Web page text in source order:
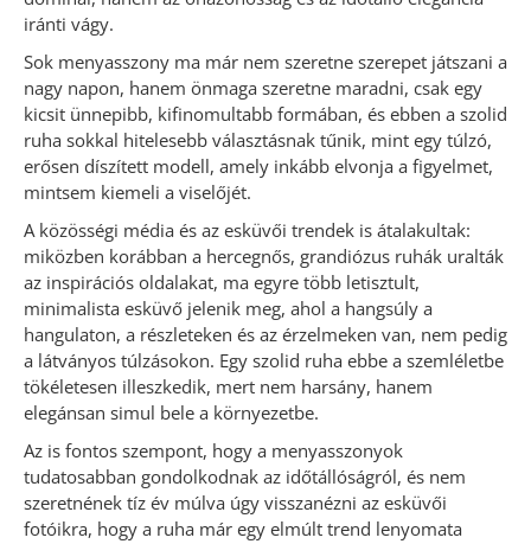
iránti vágy.
Sok menyasszony ma már nem szeretne szerepet játszani a
nagy napon, hanem önmaga szeretne maradni, csak egy
kicsit ünnepibb, kifinomultabb formában, és ebben a szolid
ruha sokkal hitelesebb választásnak tűnik, mint egy túlzó,
erősen díszített modell, amely inkább elvonja a figyelmet,
mintsem kiemeli a viselőjét.
A közösségi média és az esküvői trendek is átalakultak:
miközben korábban a hercegnős, grandiózus ruhák uralták
az inspirációs oldalakat, ma egyre több letisztult,
minimalista esküvő jelenik meg, ahol a hangsúly a
hangulaton, a részleteken és az érzelmeken van, nem pedig
a látványos túlzásokon. Egy szolid ruha ebbe a szemléletbe
tökéletesen illeszkedik, mert nem harsány, hanem
elegánsan simul bele a környezetbe.
Az is fontos szempont, hogy a menyasszonyok
tudatosabban gondolkodnak az időtállóságról, és nem
szeretnének tíz év múlva úgy visszanézni az esküvői
fotóikra, hogy a ruha már egy elmúlt trend lenyomata